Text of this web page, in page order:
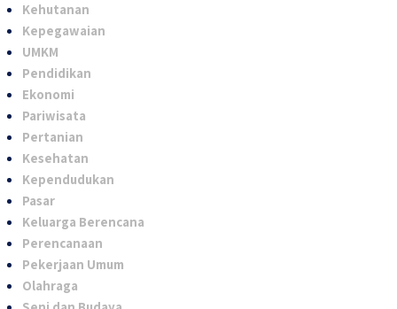
Kehutanan
Kepegawaian
UMKM
Pendidikan
Ekonomi
Pariwisata
Pertanian
Kesehatan
Kependudukan
Pasar
Keluarga Berencana
Perencanaan
Pekerjaan Umum
Olahraga